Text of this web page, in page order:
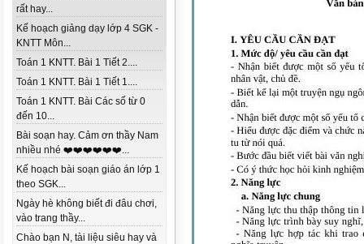
rất hay...
Kế hoạch giảng dạy lớp 4 SGK -
KNTT Môn...
Toán 1 KNTT. Bài 1 Tiết 2....
Toán 1 KNTT. Bài 1 Tiết 1....
Toán 1 KNTT. Bài Các số từ 0
đến 10...
Bài soạn hay. Cảm ơn thầy Nam
nhiều nhé ❤️❤️❤️❤️❤️❤️...
Kế hoạch bài soạn giáo án lớp 1
theo SGK...
Ngày hè không biết đi đâu chơi,
vào trang thầy...
Chào bạn N, tài liệu siêu hay và